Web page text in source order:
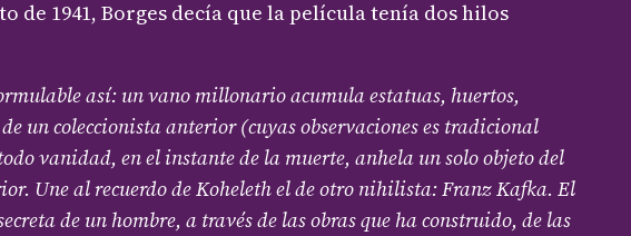
de 1941, Borges decía que la película tenía dos hilos
así: un vano millonario acumula estatuas, huertos,
un coleccionista anterior (cuyas observaciones es tradicional
vanidad, en el instante de la muerte, anhela un solo objeto del
Une al recuerdo de Koheleth el de otro nihilista: Franz Kafka. El
de un hombre, a través de las obras que ha construido, de las